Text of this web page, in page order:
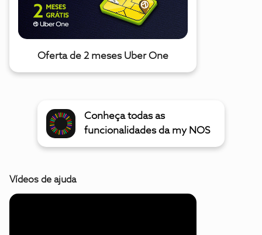
Oferta de 2 meses Uber One
Conheça todas as
funcionalidades da my NOS
Vídeos de ajuda